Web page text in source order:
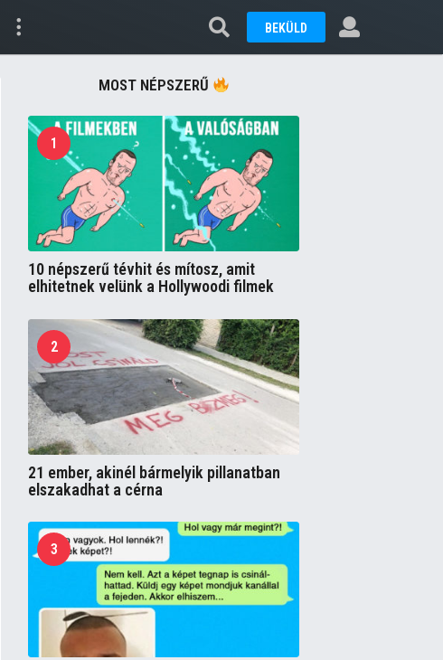
BEKÜLD
MOST NÉPSZERŰ
1
10 népszerű tévhit és mítosz, amit
elhitetnek velünk a Hollywoodi filmek
2
21 ember, akinél bármelyik pillanatban
elszakadhat a cérna
3